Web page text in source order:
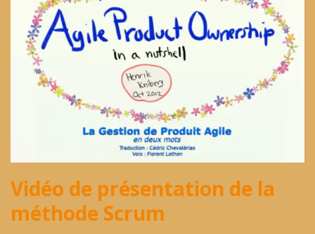
Vidéo de présentation de la
méthode Scrum